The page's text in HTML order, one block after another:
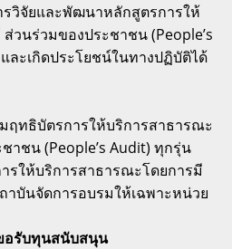
รวิจัยและพัฒนาหลักสูตรการให้
วนร่วมของประชาชน (People’s
ละเกิดประโยชน์ในทางปฏิบัติได้
ฤทธิบัตรการให้บริการสาธารณะ
าชน (People’s Audit) ทุกรุ่น
รให้บริการสาธารณะโดยการมี
บันจัดการอบรมให้เฉพาะหน่วย
อรับทุนสนับสนุน